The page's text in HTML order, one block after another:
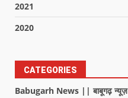
2021
2020
CATEGORIES
Babugarh News || बाबूगढ़ न्यूज़